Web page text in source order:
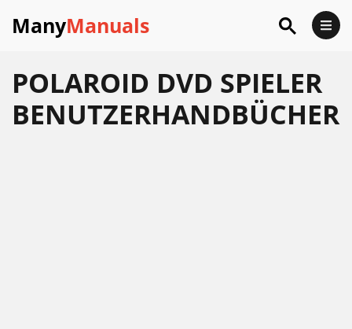
ManyManuals
POLAROID DVD SPIELER
BENUTZERHANDBÜCHER